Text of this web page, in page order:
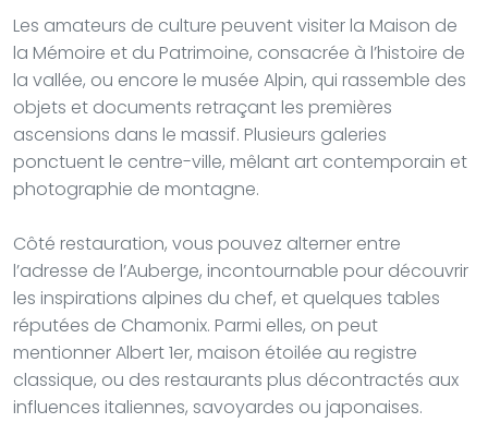
Les amateurs de culture peuvent visiter la Maison de
la Mémoire et du Patrimoine, consacrée à l’histoire de
la vallée, ou encore le musée Alpin, qui rassemble des
objets et documents retraçant les premières
ascensions dans le massif. Plusieurs galeries
ponctuent le centre-ville, mêlant art contemporain et
photographie de montagne.
Côté restauration, vous pouvez alterner entre
l’adresse de l’Auberge, incontournable pour découvrir
les inspirations alpines du chef, et quelques tables
réputées de Chamonix. Parmi elles, on peut
mentionner Albert 1er, maison étoilée au registre
classique, ou des restaurants plus décontractés aux
influences italiennes, savoyardes ou japonaises.